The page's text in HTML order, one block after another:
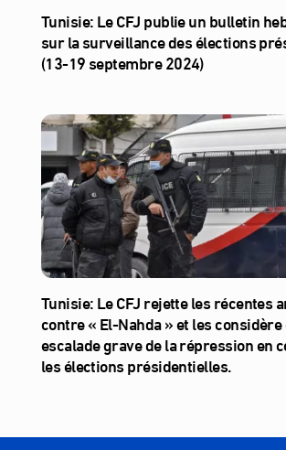
Tunisie: Le CFJ publie un bulletin
sur la surveillance des élections
(13-19 septembre 2024)
Tunisie: Le CFJ rejette les récentes
contre « El-Nahda » et les
escalade grave de la répression en
les élections présidentielles.